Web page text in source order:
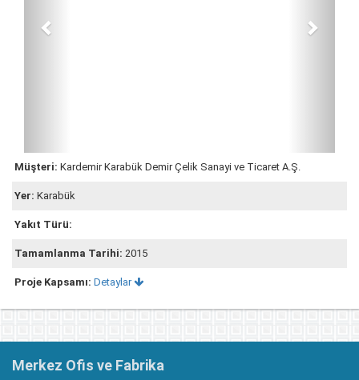
Müşteri: Kardemir Karabük Demir Çelik Sanayi ve Ticaret A.Ş.
Yer: Karabük
Yakıt Türü:
Tamamlanma Tarihi: 2015
Proje Kapsamı: Detaylar
Merkez Ofis ve Fabrika